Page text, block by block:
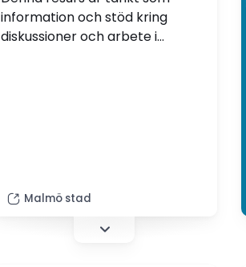
information och stöd kring
diskussioner och arbete i
Malmö stad